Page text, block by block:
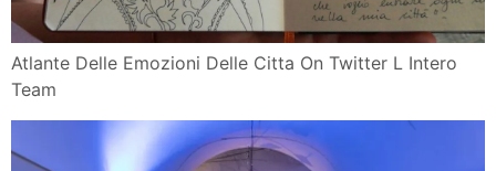
Atlante Delle Emozioni Delle Citta On Twitter L Intero
Team